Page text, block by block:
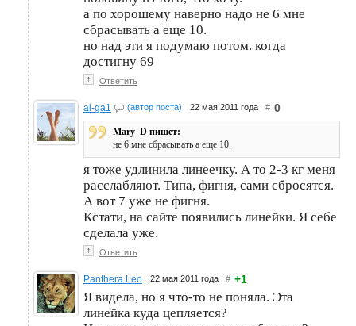
а по хорошему наверно надо не 6 мне
сбрасывать а еще 10.
но над эти я подумаю потом. когда
достигну 69
↑ Ответить
al-ga1 (автор поста) 22 мая 2011 года # 0
Mary_D пишет:
не 6 мне сбрасывать а еще 10.
я тоже удлинила линеечку. А то 2-3 кг меня
расслабляют. Типа, фигня, сами сбросятся.
А вот 7 уже не фигня.
Кстати, на сайте появились линейки. Я себе
сделала уже.
↑ Ответить
Panthera Leo 22 мая 2011 года # +1
Я видела, но я что-то не поняла. Эта
линейка куда цепляется?